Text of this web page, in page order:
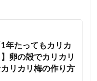
1年たってもカリカ
】卵の殻でカリカリ
リカリ梅の作り方